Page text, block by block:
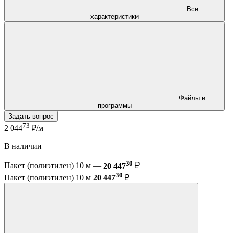
характеристики
программы
Задать вопрос
2 04473 ₽/м
В наличии
Пакет (полиэтилен) 10 м — 20 44730 ₽
Пакет (полиэтилен) 10 м 20 44730 ₽